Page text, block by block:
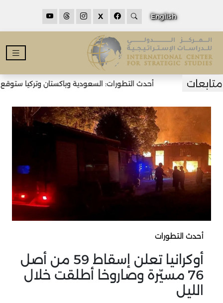
English
X
أحدث التطورات: السعودية وباكستان وتركيا ستوقع
أحدث التطورات
أوكرانيا تعلن إسقاط 59 من أصل
76 مسيّرة وصاروخا أطلقت خلال
الليل